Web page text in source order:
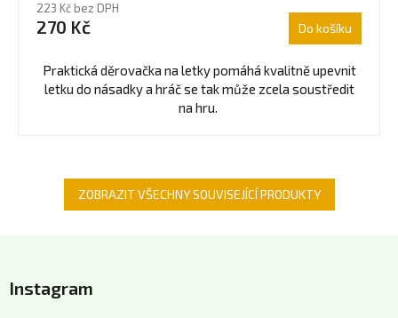
223 Kč bez DPH
270 Kč Do košíku
Praktická děrovačka na letky pomáhá kvalitně upevnit
letku do násadky a hráč se tak může zcela soustředit
na hru.
ZOBRAZIT VŠECHNY SOUVISEJÍCÍ PRODUKTY
pInstagram